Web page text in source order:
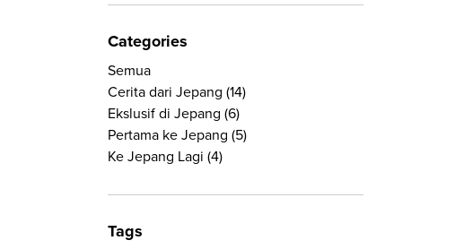
Categories
Semua
Cerita dari Jepang (14)
Ekslusif di Jepang (6)
Pertama ke Jepang (5)
Ke Jepang Lagi (4)
Tags